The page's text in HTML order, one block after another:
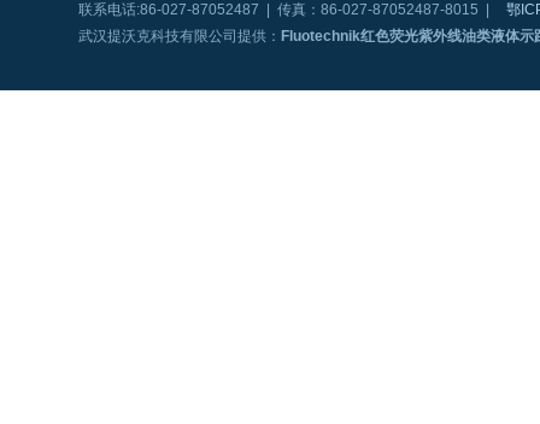
联系电话:86-027-87052487 | 传真：86-027-87052487-8015 |
鄂
武汉提沃克科技有限公司提供： Fluotechnik红色荧光紫外线油类液体示